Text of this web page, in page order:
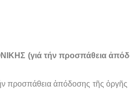
τήν προσπάθεια
προσπάθεια ἀπόδοσης τῆς ὀργῆς